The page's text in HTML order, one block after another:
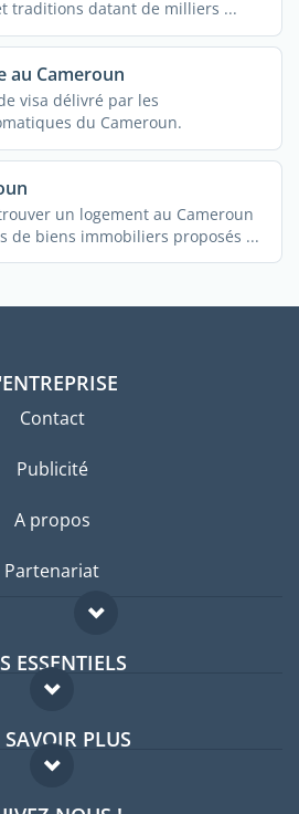
traditions datant de milliers ...
au Cameroun
visa délivré par les
du Cameroun.
un logement au Cameroun
de biens immobiliers proposés ...
Contact
Publicité
A propos
Partenariat
ESSENTIELS
expatriés
Guides pays
SAVOIR PLUS
FAQ